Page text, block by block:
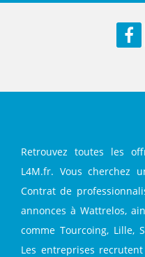
Retrouvez toutes les
L4M.fr. Vous cherchez
Contrat de
annonces à Wattrelos,
comme Tourcoing, Lille,
Les entreprises